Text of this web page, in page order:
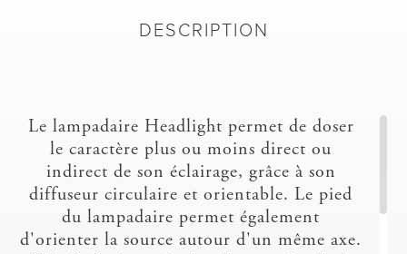
DESCRIPTION
Le lampadaire Headlight permet de doser
le caractère plus ou moins direct ou
indirect de son éclairage, grâce à son
diffuseur circulaire et orientable. Le pied
du lampadaire permet également
d'orienter la source autour d'un même axe.